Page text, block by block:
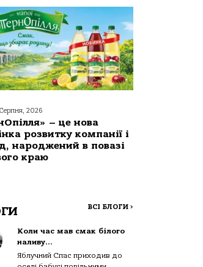
2026
– це нова
розвитку компанії і
народжений в повазі
краю
ВСІ БЛОГИ >
Коли час мав смак білого
наливу…
Яблучний Спас приходив до